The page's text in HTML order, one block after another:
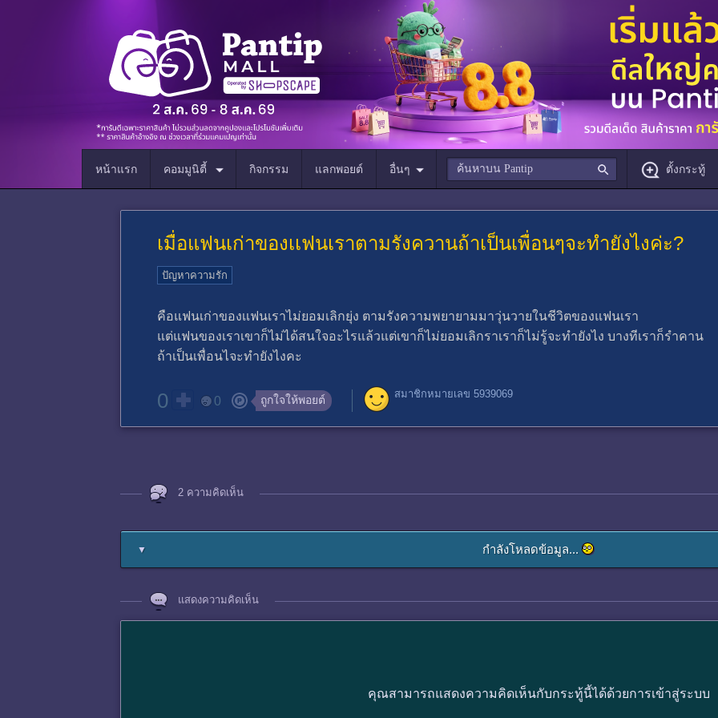
หน้าแรก คอมมูนิตี้ กิจกรรม แลกพอยต์ อื่นๆ ตั้งกระทู้
เมื่อแฟนเก่าของเเฟนเราตามรังควานถ้าเป็นเพื่อนๆจะทำยังไงค่ะ?
ปัญหาความรัก
คือแฟนเก่าของเเฟนเราไม่ยอมเลิกยุ่ง ตามรังความพยายามมาวุ่นวายในชีวิตของแฟนเรา
แต่แฟนของเราเขาก็ไม่ได้สนใจอะไรแล้วแต่เขาก็ไม่ยอมเลิกราเราก็ไม่รู้จะทำยังไง บางทีเราก็รำคาน
ถ้าเป็นเพื่อนไจะทำยังไงคะ
0 0 ถูกใจให้พอยต์ สมาชิกหมายเลข 5939069
2 ความคิดเห็น
▼ กำลังโหลดข้อมูล...
แสดงความคิดเห็น
คุณสามารถแสดงความคิดเห็นกับกระทู้นี้ได้ด้วยการเข้าสู่ระบบ